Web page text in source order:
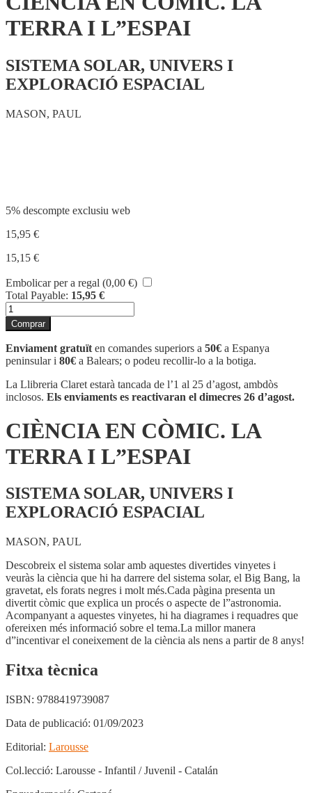
TERRA I L”ESPAI
SISTEMA SOLAR, UNIVERS I
EXPLORACIÓ ESPACIAL
MASON, PAUL
5% descompte exclusiu web
15,95 €
15,15 €
Embolicar per a regal (0,00 €)
Total Payable: 15,95 €
quantitat
de
CIÈNCIA
EN
CÒMIC.
LA
TERRA
I
Comprar
Enviament gratuït en comandes superiors a 50€ a Espanya
peninsular i 80€ a Balears; o podeu recollir-lo a la botiga.
La Llibreria Claret estarà tancada de l’1 al 25 d’agost, ambdòs
inclosos. Els enviaments es reactivaran el dimecres 26 d’agost.
CIÈNCIA EN CÒMIC. LA
TERRA I L”ESPAI
SISTEMA SOLAR, UNIVERS I
EXPLORACIÓ ESPACIAL
MASON, PAUL
Descobreix el sistema solar amb aquestes divertides vinyetes i
veuràs la ciència que hi ha darrere del sistema solar, el Big Bang, la
gravetat, els forats negres i molt més.Cada pàgina presenta un
divertit còmic que explica un procés o aspecte de l”astronomia.
Acompanyant a aquestes vinyetes, hi ha diagrames i requadres que
ofereixen més informació sobre el tema.La millor manera
d”incentivar el coneixement de la ciència als nens a partir de 8 anys!
Fitxa tècnica
ISBN: 9788419739087
Data de publicació: 01/09/2023
Editorial: Larousse
Col.lecció: Larousse - Infantil / Juvenil - Catalán